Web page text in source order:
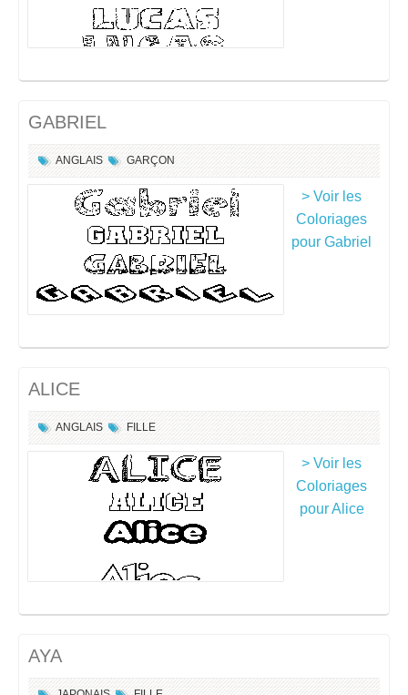
GABRIEL
ANGLAIS GARÇON
> Voir les
Coloriages
pour Gabriel
ALICE
ANGLAIS FILLE
> Voir les
Coloriages
pour Alice
AYA